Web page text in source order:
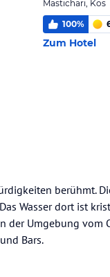
Mastichari, Kos
100%
Zum Hotel
berühmt.
Wasser dort ist
der Umgebung vom
Bars.